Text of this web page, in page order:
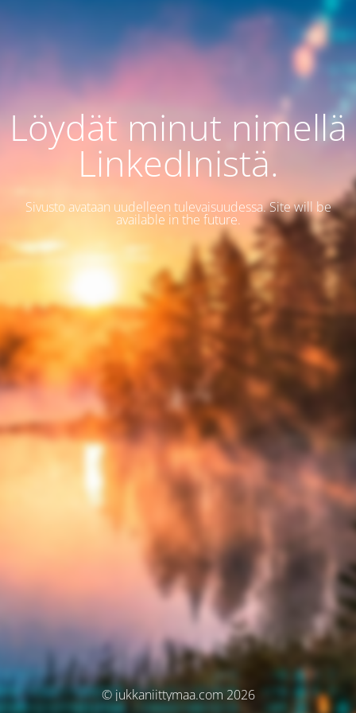
Löydät minut nimellä
LinkedInistä.
Sivusto avataan uudelleen tulevaisuudessa. Site will be
available in the future.
© jukkaniittymaa.com 2026